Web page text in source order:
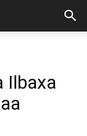
Ilbaxa